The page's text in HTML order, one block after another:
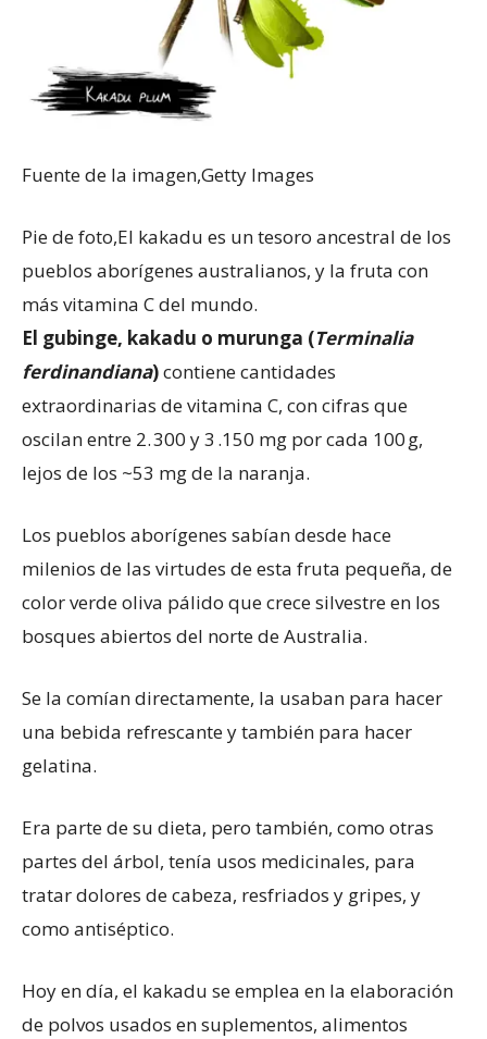
Fuente de la imagen,Getty Images
Pie de foto,El kakadu es un tesoro ancestral de los
pueblos aborígenes australianos, y la fruta con
más vitamina C del mundo.
El gubinge, kakadu o murunga (Terminalia
ferdinandiana)contiene cantidades
extraordinarias de vitamina C, con cifras que
oscilan entre 2. 300 y 3 .150 mg por cada 100 g,
lejos de los ~53 mg de la naranja.
Los pueblos aborígenes sabían desde hace
milenios de las virtudes de esta fruta pequeña, de
color verde oliva pálido que crece silvestre en los
bosques abiertos del norte de Australia.
Se la comían directamente, la usaban para hacer
una bebida refrescante y también para hacer
gelatina.
Era parte de su dieta, pero también, como otras
partes del árbol, tenía usos medicinales, para
tratar dolores de cabeza, resfriados y gripes, y
como antiséptico.
Hoy en día, el kakadu se emplea en la elaboración
de polvos usados en suplementos, alimentos